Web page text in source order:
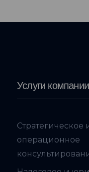
Услуги компании
Стратегическое
операционное